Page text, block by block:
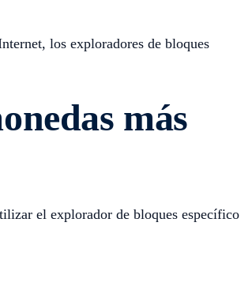
los exploradores de bloques
más
el explorador de bloques específico